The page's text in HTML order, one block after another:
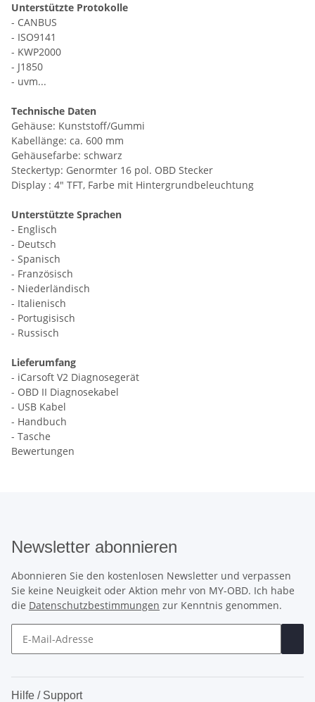
Unterstützte Protokolle
- CANBUS
- ISO9141
- KWP2000
- J1850
- uvm...
Technische Daten
Gehäuse: Kunststoff/Gummi
Kabellänge: ca. 600 mm
Gehäusefarbe: schwarz
Steckertyp: Genormter 16 pol. OBD Stecker
Display : 4" TFT, Farbe mit Hintergrundbeleuchtung
Unterstützte Sprachen
- Englisch
- Deutsch
- Spanisch
- Französisch
- Niederländisch
- Italienisch
- Portugisisch
- Russisch
Lieferumfang
- iCarsoft V2 Diagnosegerät
- OBD II Diagnosekabel
- USB Kabel
- Handbuch
- Tasche
Bewertungen
Newsletter abonnieren
Abonnieren Sie den kostenlosen Newsletter und verpassen
Sie keine Neuigkeit oder Aktion mehr von MY-OBD. Ich habe
die Datenschutzbestimmungen zur Kenntnis genommen.
Hilfe / Support